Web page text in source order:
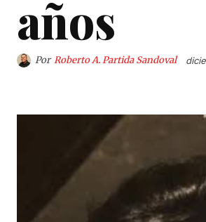
años
Por Roberto A. Partida Sandoval